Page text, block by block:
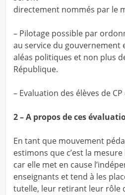
directement nommés par le
– Pilotage possible par
au service du gouvernement
aléas politiques et non plus
République.
– Evaluation des élèves de CP
2 – A propos de ces
En tant que mouvement
estimons que c’est la
car elle met en cause
enseignants et tend à les
tutelle, leur retirant leur rôle